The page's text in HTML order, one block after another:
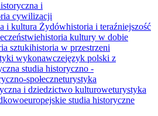
i
cywilizacji
i kultura Żydówhistoria i teraźniejszość
historia kultury w dobie
sztukihistoria w przestrzeni
wykonawczejęzyk polski z
studia historyczno -
społeczneturystyka
i dziedzictwo kulturoweturystyka
studia historyczne